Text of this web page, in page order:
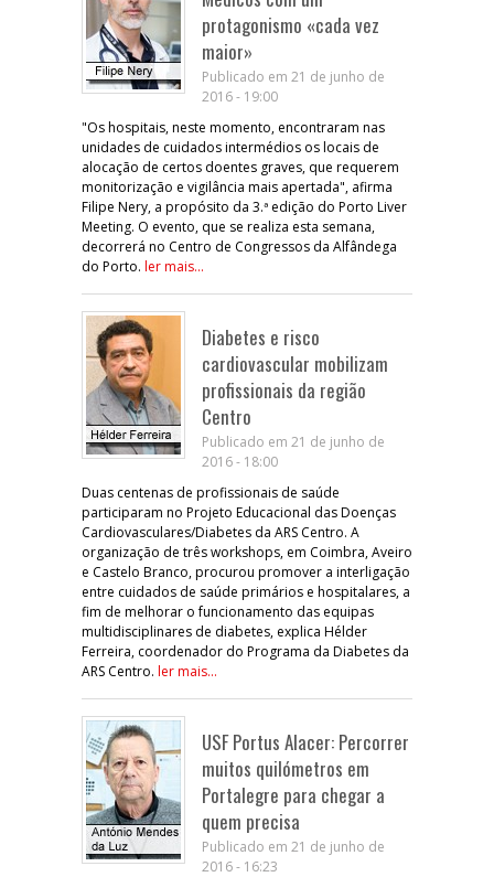
protagonismo «cada vez
maior»
Publicado em 21 de junho de
2016 - 19:00
"Os hospitais, neste momento, encontraram nas
unidades de cuidados intermédios os locais de
alocação de certos doentes graves, que requerem
monitorização e vigilância mais apertada", afirma
Filipe Nery, a propósito da 3.ª edição do Porto Liver
Meeting. O evento, que se realiza esta semana,
decorrerá no Centro de Congressos da Alfândega
do Porto. ler mais...
Diabetes e risco
cardiovascular mobilizam
profissionais da região
Centro
Publicado em 21 de junho de
2016 - 18:00
Duas centenas de profissionais de saúde
participaram no Projeto Educacional das Doenças
Cardiovasculares/Diabetes da ARS Centro. A
organização de três workshops, em Coimbra, Aveiro
e Castelo Branco, procurou promover a interligação
entre cuidados de saúde primários e hospitalares, a
fim de melhorar o funcionamento das equipas
multidisciplinares de diabetes, explica Hélder
Ferreira, coordenador do Programa da Diabetes da
ARS Centro. ler mais...
USF Portus Alacer: Percorrer
muitos quilómetros em
Portalegre para chegar a
quem precisa
Publicado em 21 de junho de
2016 - 16:23